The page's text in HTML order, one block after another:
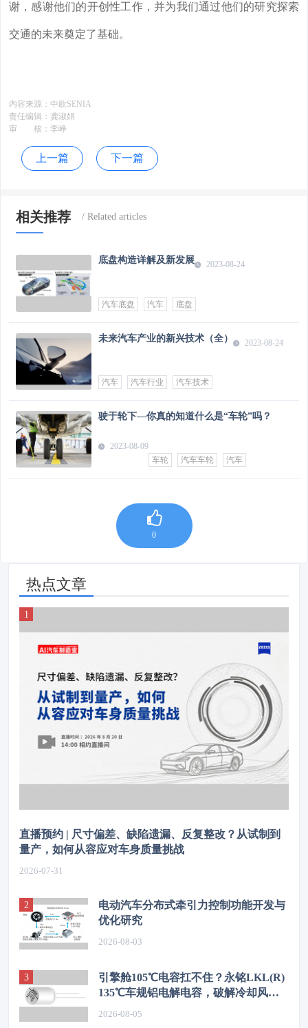
谢，感谢他们的开创性工作，并为我们通过他们的研究探索
交通的未来奠定了基础。
内容来源： 中欧SENIA
责任编辑： 龚淑娟
审 核： 李峥
上一篇 下一篇
相关推荐
底盘构造详解及新发展 2023-08-24
汽车底盘 汽车 底盘
未来汽车产业的新兴技术（全） 2023-08-24
汽车 汽车行业 汽车技术
驶于轮下—你真的知道什么是“车轮”吗？
2023-08-09
车轮
汽车车轮 汽车
0
热点文章
直播预约 | 尺寸偏差、缺陷遗漏、反复整改？从试制到
量产，如何从容应对车身质量挑战
2026-07-31
电动汽车分布式牵引力控制功能开发与
优化研究
2026-08-03
引擎舱105℃电容扛不住？永铭LKL(R)
135℃车规铝电解电容，破解冷却风扇
高温振动失效难题
2026-08-05